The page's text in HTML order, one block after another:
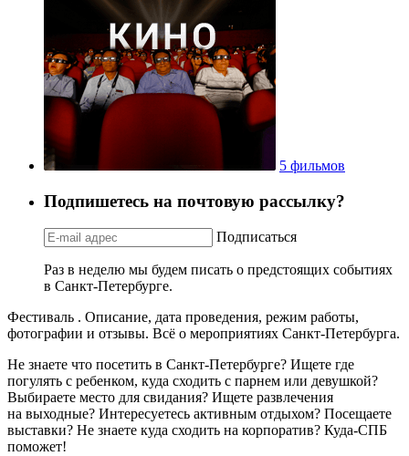
5 фильмов
Подпишетесь на почтовую рассылку?
Подписаться
Раз в неделю мы будем писать о предстоящих событиях
в Санкт-Петербурге.
Фестиваль . Описание, дата проведения, режим работы,
фотографии и отзывы. Всё о мероприятиях Санкт-Петербурга.
Не знаете что посетить в Санкт-Петербурге? Ищете где
погулять с ребенком, куда сходить с парнем или девушкой?
Выбираете место для свидания? Ищете развлечения
на выходные? Интересуетесь активным отдыхом? Посещаете
выставки? Не знаете куда сходить на корпоратив? Куда-СПБ
поможет!